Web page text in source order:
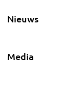
Nieuws
Media